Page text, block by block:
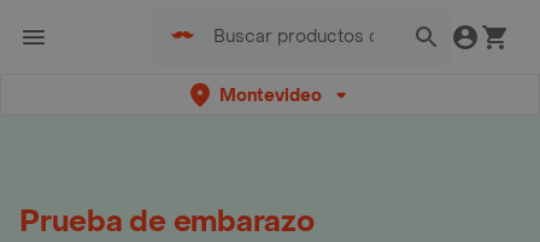
Montevideo
Prueba de embarazo